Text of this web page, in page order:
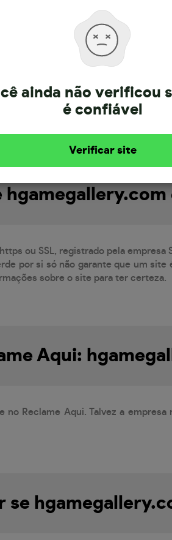
a
há 4 anos. Informação atualizada
hgamegallery.com
ou SSL, registrado pela
por si só não garante que um
sobre o site para ter certeza.
Aqui:
no Reclame Aqui. Talvez a
se
ainda não verificou
é confiável
Verificar site